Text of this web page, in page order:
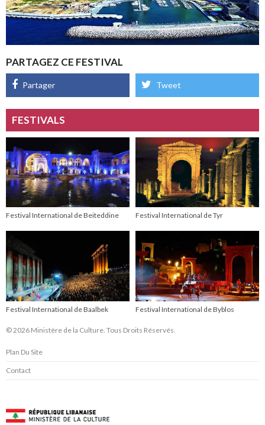
PARTAGEZ CE FESTIVAL
Partager Tweet
FESTIVALS
Festival International de Beiteddine Festival International de Tyr
Festival International de Baalbek Festival International de Byblos
© 2026 Ministère de la Culture. Tous Droits Réservés.
Plan Du Site
Contact